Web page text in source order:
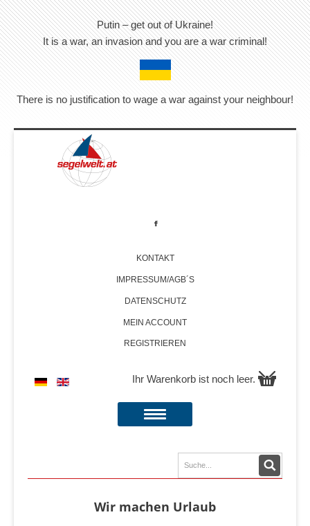
Putin – get out of Ukraine!
It is a war, an invasion and you are a war criminal!
There is no justification to wage a war against your neighbour!
KONTAKT
IMPRESSUM/AGB´S
DATENSCHUTZ
MEIN ACCOUNT
REGISTRIEREN
Ihr Warenkorb ist noch leer.
Wir machen Urlaub